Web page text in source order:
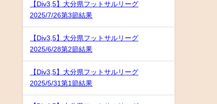
【Div3,5】大分県フットサルリーグ
2025/7/26第3節結果
【Div3,5】大分県フットサルリーグ
2025/6/28第2節結果
【Div3,5】大分県フットサルリーグ
2025/5/31第1節結果